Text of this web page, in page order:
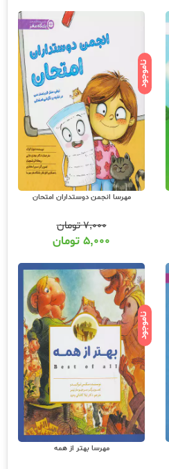
ناموجود
مهرسا انجمن دوستداران امتحان
۷,۰۰۰تومان
۵,۰۰۰ تومان
ناموجود
مهرسا بهتر از همه